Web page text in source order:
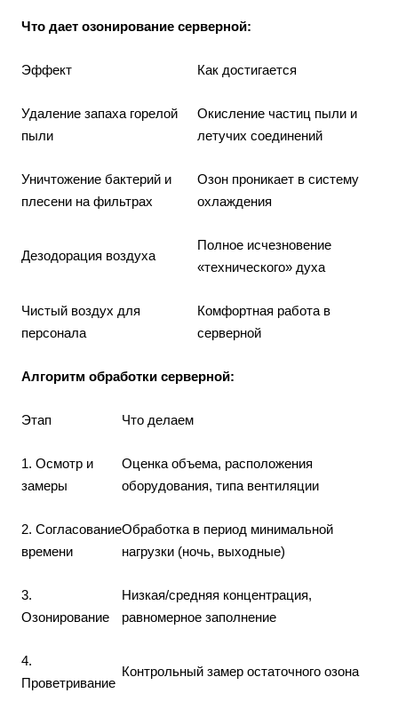
Что дает озонирование серверной:
Эффект Как достигается
Удаление запаха горелой
пыли
Окисление частиц пыли и
летучих соединений
Уничтожение бактерий и
плесени на фильтрах
Озон проникает в систему
охлаждения
Дезодорация воздуха
Полное исчезновение
«технического» духа
Чистый воздух для
персонала
Комфортная работа в
серверной
Алгоритм обработки серверной:
Этап Что делаем
1. Осмотр и
замеры
Оценка объема, расположения
оборудования, типа вентиляции
2. Согласование
времени
Обработка в период минимальной
нагрузки (ночь, выходные)
3.
Озонирование
Низкая/средняя концентрация,
равномерное заполнение
4.
Проветривание
Контрольный замер остаточного озона